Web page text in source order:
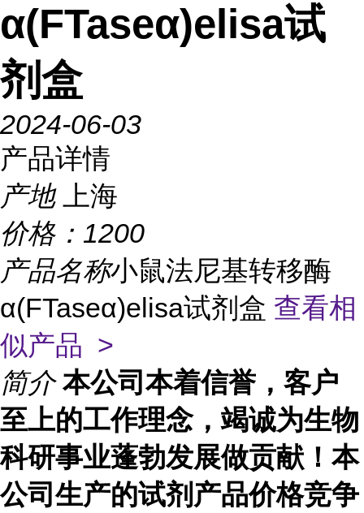
α(FTaseα)elisa试
剂盒
2024-06-03
产品详情
产地
上海
价格： 1200
产品名称小鼠法尼基转移酶
α(FTaseα)elisa试剂盒 查看相
似产品 >
简介 本公司本着信誉，客户
至上的工作理念，竭诚为生物
科研事业蓬勃发展做贡献！本
公司生产的试剂产品价格竞争